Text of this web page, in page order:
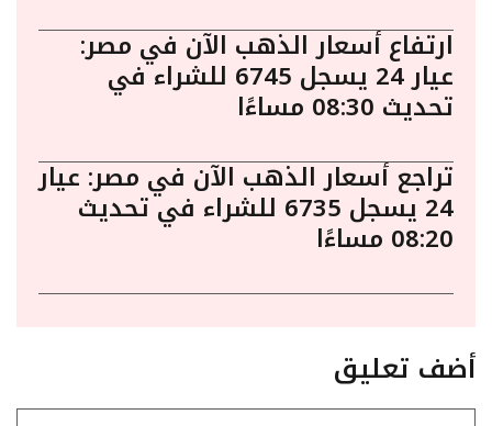
ارتفاع أسعار الذهب الآن في مصر:
عيار 24 يسجل 6745 للشراء في
تحديث 08:30 مساءًا
تراجع أسعار الذهب الآن في مصر: عيار
24 يسجل 6735 للشراء في تحديث
08:20 مساءًا
أضف تعليق